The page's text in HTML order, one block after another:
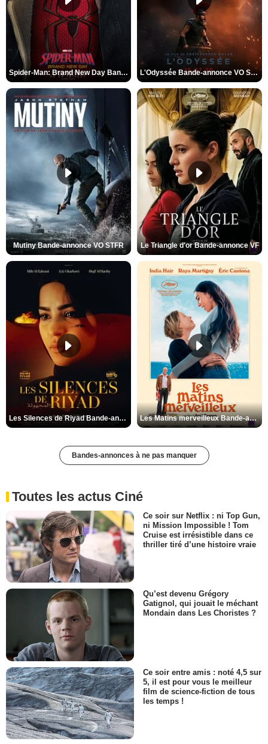
Spider-Man: Brand New Day Bande-annonce VO STFR L'Odyssée Bande-annonce VO STFR
Mutiny Bande-annonce VO STFR Le Triangle d'or Bande-annonce VF
Les Silences de Riyad Bande-annonce VO STFR Les Matins merveilleux Bande-annonce VF
Bandes-annonces à ne pas manquer
Toutes les actus Ciné
Ce soir sur Netflix : ni Top Gun,
ni Mission Impossible ! Tom
Cruise est irrésistible dans ce
thriller tiré d’une histoire vraie
Qu’est devenu Grégory
Gatignol, qui jouait le méchant
Mondain dans Les Choristes ?
Ce soir entre amis : noté 4,5 sur
5, il est pour vous le meilleur
film de science-fiction de tous
les temps !